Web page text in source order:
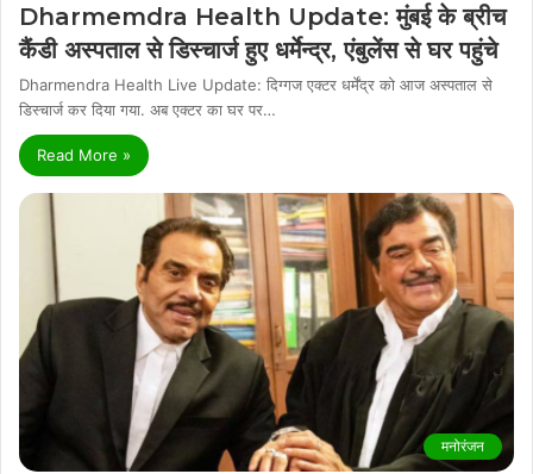
Dharmemdra Health Update: मुंबई के ब्रीच
कैंडी अस्पताल से डिस्चार्ज हुए धर्मेन्द्र, एंबुलेंस से घर पहुंचे
Dharmendra Health Live Update: दिग्गज एक्टर धर्मेंद्र को आज अस्पताल से
डिस्चार्ज कर दिया गया. अब एक्टर का घर पर…
Read More »
मनोरंजन